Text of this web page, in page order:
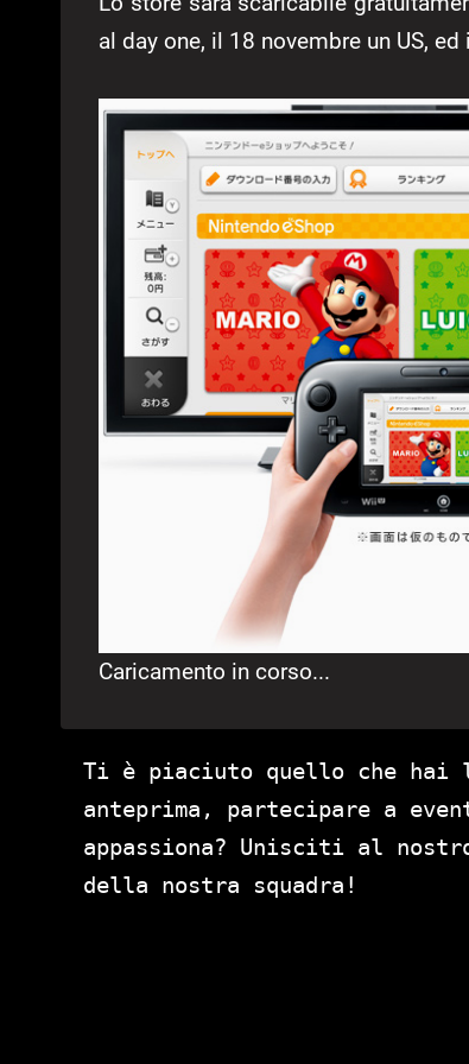
al day one, il 18 novembre un US,
Caricamento in corso...
Ti è piaciuto quello che hai
anteprima, partecipare a
appassiona? Unisciti al
della nostra squadra!